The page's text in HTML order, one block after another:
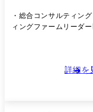
開拓していただきます。 ●働き方 本ポジションは、まずは日本本社で
年程度のキャッチアッ
社的にリモートワーク
ワークを予定していま
回程度見込まれます。
・総合コンサルティン
詳細を